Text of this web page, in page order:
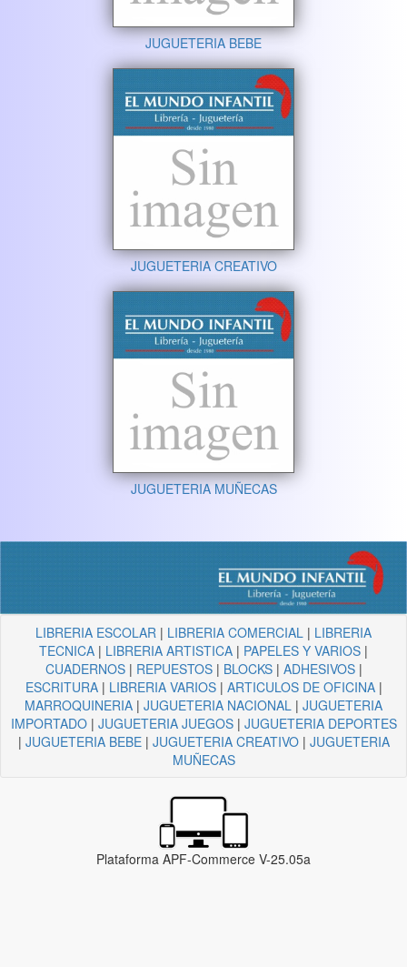
JUGUETERIA BEBE
JUGUETERIA CREATIVO
JUGUETERIA MUÑECAS
LIBRERIA ESCOLAR | LIBRERIA COMERCIAL | LIBRERIA
TECNICA | LIBRERIA ARTISTICA | PAPELES Y VARIOS |
CUADERNOS| REPUESTOS| BLOCKS| ADHESIVOS|
ESCRITURA| LIBRERIA VARIOS| ARTICULOS DE OFICINA|
MARROQUINERIA | JUGUETERIA NACIONAL | JUGUETERIA
IMPORTADO| JUGUETERIA JUEGOS| JUGUETERIA DEPORTES
| JUGUETERIA BEBE| JUGUETERIA CREATIVO| JUGUETERIA
MUÑECAS
Plataforma APF-Commerce V-25.05a